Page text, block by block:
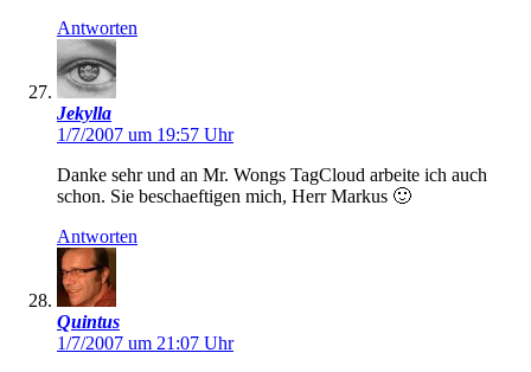
Antworten
Jekylla
1/7/2007 um 19:57 Uhr
Danke sehr und an Mr. Wongs TagCloud arbeite ich auch
schon. Sie beschaeftigen mich, Herr Markus 🙂
Antworten
Quintus
1/7/2007 um 21:07 Uhr